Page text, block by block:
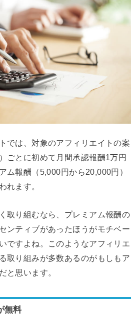
では、対象のアフィリエイトの案
ごとに初めて月間承認報酬1万円
ム報酬（5,000円から20,000円）
れます。
取り組むなら、プレミアム報酬の
ンティブがあったほうがモチベー
ですよね。このようなアフィリエ
取り組みが多数あるのがもしもア
と思います。
無料